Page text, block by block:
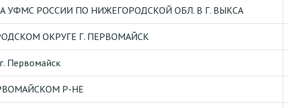
РОССИИ ПО НИЖЕГОРОДСКОЙ ОБЛ. В Г. ВЫКСА
ОКРУГЕ Г. ПЕРВОМАЙСК
Первомайск
Р-НЕ